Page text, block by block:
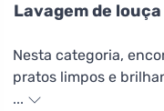
Lavagem de
Nesta categoria,
pratos limpos e
uma máquina de
...